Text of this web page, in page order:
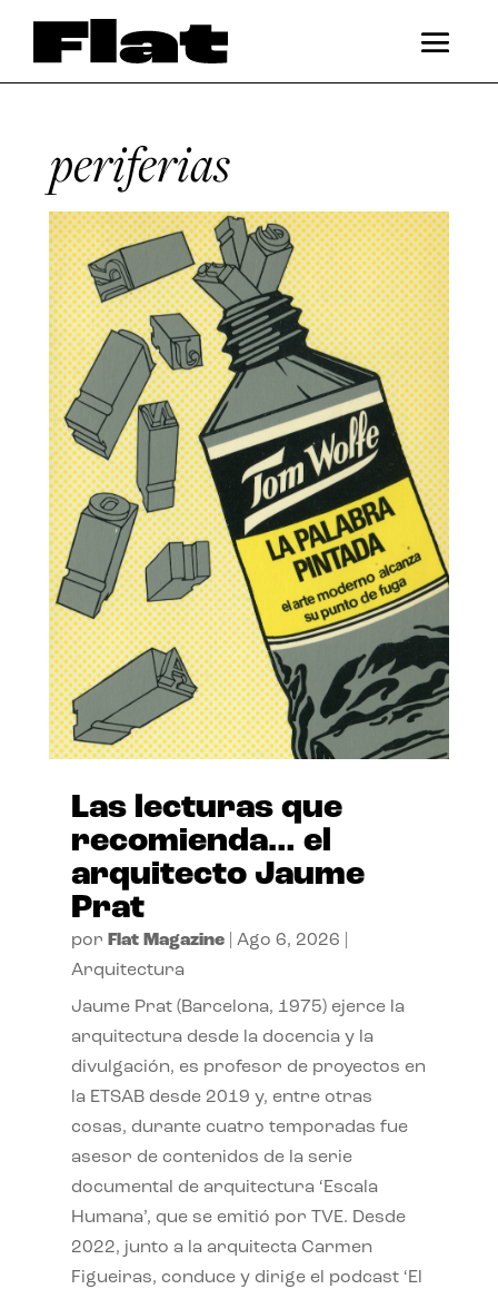
periferias
Las lecturas que
recomienda… el
arquitecto Jaume
Prat
por Flat Magazine| Ago 6, 2026
Arquitectura
Jaume Prat (Barcelona, 1975) ejerce la
arquitectura desde la docencia y la
divulgación, es profesor de proyectos en
la ETSAB desde 2019 y, entre otras
cosas, durante cuatro temporadas fue
asesor de contenidos de la serie
documental de arquitectura ‘Escala
Humana’, que se emitió por TVE. Desde
2022, junto a la arquitecta Carmen
Figueiras, conduce y dirige el podcast ‘El